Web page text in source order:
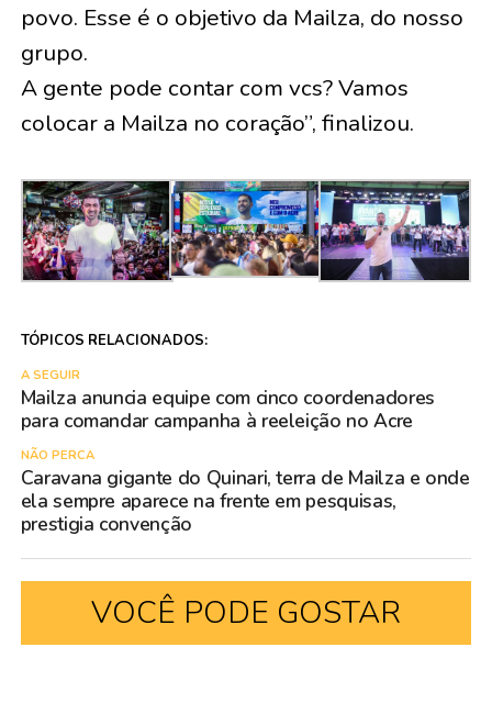
povo. Esse é o objetivo da Mailza, do nosso
grupo.
A gente pode contar com vcs? Vamos
colocar a Mailza no coração”, finalizou.
TÓPICOS RELACIONADOS:
A SEGUIR
Mailza anuncia equipe com cinco coordenadores
para comandar campanha à reeleição no Acre
NÃO PERCA
Caravana gigante do Quinari, terra de Mailza e onde
ela sempre aparece na frente em pesquisas,
prestigia convenção
VOCÊ PODE GOSTAR